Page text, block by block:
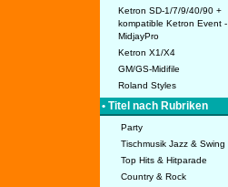
Ketron SD-1/7/9/40/90 +
kompatible Ketron Event -
MidjayPro
Ketron X1/X4
GM/GS-Midifile
Roland Styles
• Titel nach Rubriken
Party
Tischmusik Jazz & Swing
Top Hits & Hitparade
Country & Rock